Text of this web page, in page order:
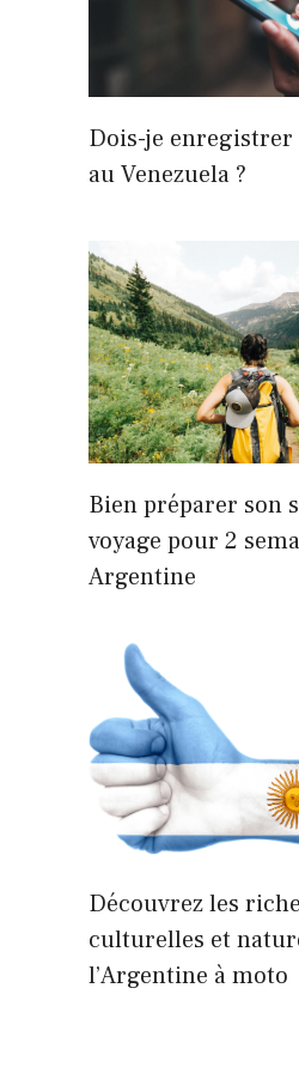
Dois-je enregistrer
au Venezuela ?
Bien préparer son
voyage pour 2
Argentine
Découvrez les
culturelles et
l’Argentine à moto